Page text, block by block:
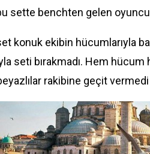
sette benchten gelen
konuk ekibin hücumlarıyla
seti bırakmadı. Hem
rakibine geçit